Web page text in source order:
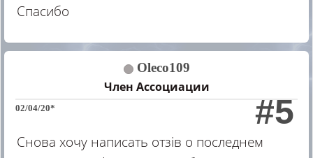
Спасибо
Oleco109
Член Ассоциации
02/04/20* #5
Снова хочу написать отзів о последнем